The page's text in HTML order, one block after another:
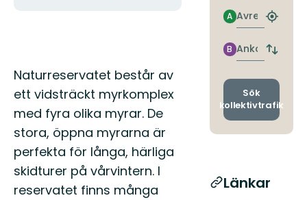
Beskrivning
Naturreservatet består av
ett vidsträckt myrkomplex
med fyra olika myrar. De
stora, öppna myrarna är
perfekta för långa, härliga
skidturer på vårvintern. I
reservatet finns många
Avresa
A
Hitta
Ankomst
B
Byt
och
Sök
kollektivtrafik
Länkar